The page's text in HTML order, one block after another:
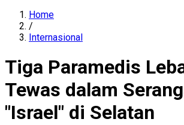
Home
/
Internasional
Tiga Paramedis
Tewas dalam
"Israel" di Selatan